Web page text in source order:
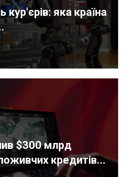
кур'єрів: яка країна
$300 млрд
кредитів...